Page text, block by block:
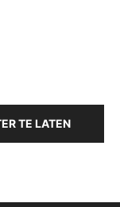
TE LATEN